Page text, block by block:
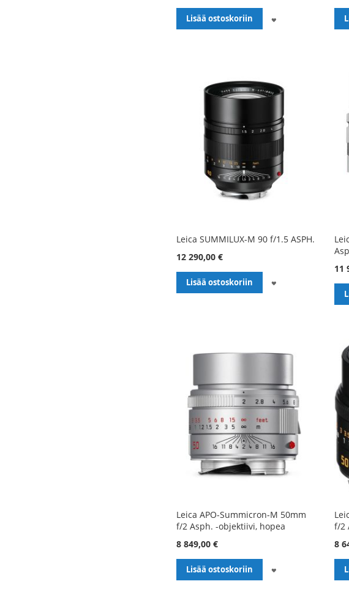
Lisää ostoskoriin
Leica SUMMILUX-M 90 f/1.5 ASPH.
12 290,00 €
Lisää ostoskoriin
TOIVELISTALLE
11
Leica APO-Summicron-M 50mm
f/2 Asph. -objektiivi, hopea
8 849,00 €
Lisää ostoskoriin
f/2
8